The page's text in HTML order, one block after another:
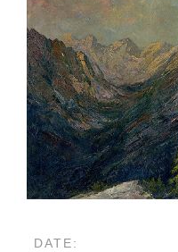
DATE: